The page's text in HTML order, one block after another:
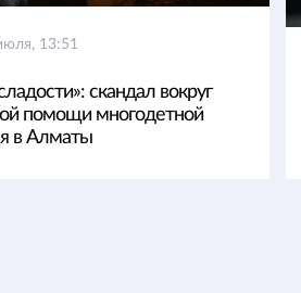
13:51
скандал вокруг
помощи многодетной
в Алматы